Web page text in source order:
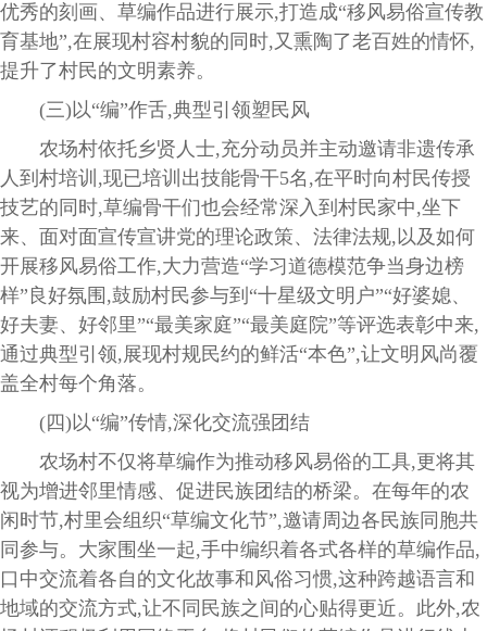
优秀的刻画、草编作品进行展示,打造成“移风易俗宣传教
育基地”,在展现村容村貌的同时,又熏陶了老百姓的情怀,
提升了村民的文明素养。
(三)以“编”作舌,典型引领塑民风
农场村依托乡贤人士,充分动员并主动邀请非遗传承
人到村培训,现已培训出技能骨干5名,在平时向村民传授
技艺的同时,草编骨干们也会经常深入到村民家中,坐下
来、面对面宣传宣讲党的理论政策、法律法规,以及如何
开展移风易俗工作,大力营造“学习道德模范争当身边榜
样”良好氛围,鼓励村民参与到“十星级文明户”“好婆媳、
好夫妻、好邻里”“最美家庭”“最美庭院”等评选表彰中来,
通过典型引领,展现村规民约的鲜活“本色”,让文明风尚覆
盖全村每个角落。
(四)以“编”传情,深化交流强团结
农场村不仅将草编作为推动移风易俗的工具,更将其
视为增进邻里情感、促进民族团结的桥梁。在每年的农
闲时节,村里会组织“草编文化节”,邀请周边各民族同胞共
同参与。大家围坐一起,手中编织着各式各样的草编作品,
口中交流着各自的文化故事和风俗习惯,这种跨越语言和
地域的交流方式,让不同民族之间的心贴得更近。此外,农